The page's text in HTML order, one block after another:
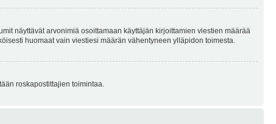
näyttävät arvonimiä osoittamaan käyttäjän kirjoittamien viestien määrää
huomaat vain viestiesi määrän vähentyneen ylläpidon toimesta.
roskapostittajien toimintaa.